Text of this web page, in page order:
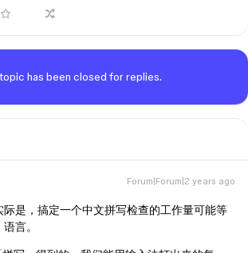
has been closed for replies.
Forum|Forum|2 years ago
是，搞定一个中文拼写检查的工作量可能等
言。